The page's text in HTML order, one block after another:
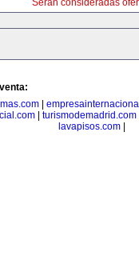
Serán consideradas
turismodemadrid.com
lavapisos.com